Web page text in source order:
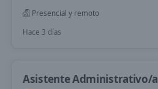
Presencial y remoto
Hace 3 días
Asistente Administrativo/a